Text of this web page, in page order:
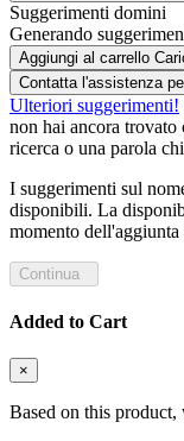
Suggerimenti domini
Generando
Aggiungi al carrello
Contatta l'assistenza
Ulteriori suggerimenti!
non hai ancora trovato
ricerca o una parola
I suggerimenti sul
disponibili. La
momento dell'aggiunta
Added to Cart
×
Based on this product,